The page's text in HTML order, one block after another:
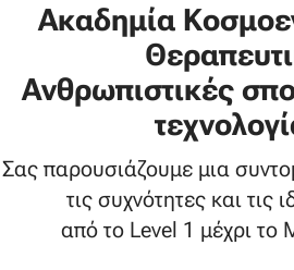
Ακαδημία
Ανθρωπιστικές
Σας παρουσιάζουμε μια
τις συχνότητες και τις
από το Level 1 μέχρι το